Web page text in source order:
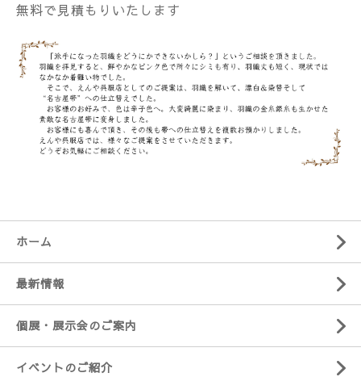
無料で見積もりいたします
ホーム
最新情報
個展・展示会のご案内
イベントのご紹介